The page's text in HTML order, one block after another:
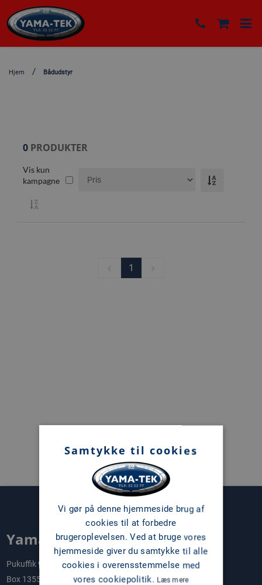
Hjem Bådudstyr
0PRODUKTER
Vis kun
kampagne
1
Yama-Tek A/S
Pukuffik 9
Box 1355
Samtykke til cookies
Vi gør på denne hjemmeside brug af
cookies til at forbedre
brugeroplevelsen. Ved at bruge vores
hjemmeside giver du samtykke til alle
cookies i overensstemmelse med
vores cookiepolitik. Læs mere